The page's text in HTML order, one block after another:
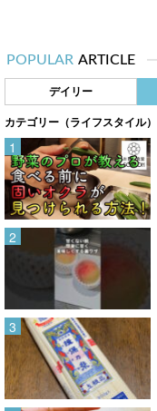
POPULAR ARTICLE
デイリー
カテゴリー（ライフスタイル）